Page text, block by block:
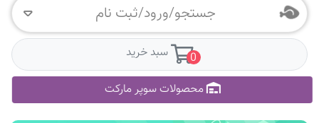
جستجو/ورود/ثبت نام
0 سبد خرید
محصولات سوپر مارکت